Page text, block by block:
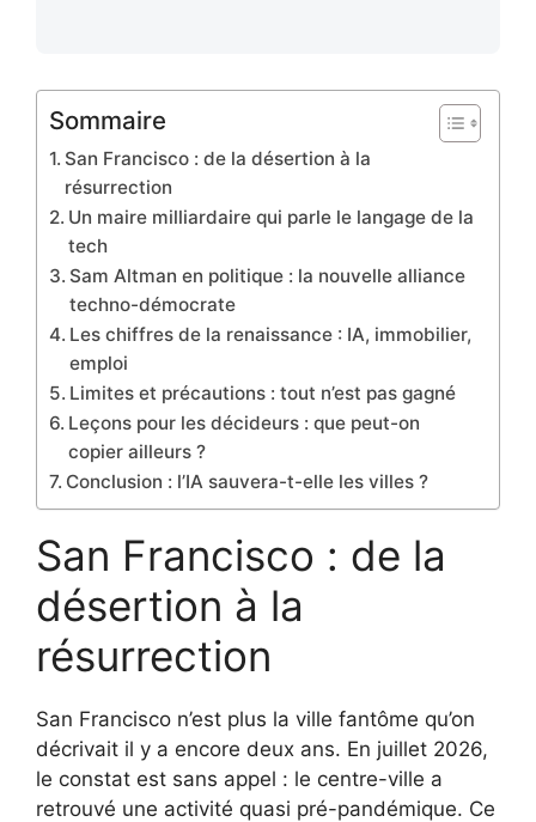
Sommaire
San Francisco : de la désertion à la
résurrection
Un maire milliardaire qui parle le langage de la
tech
Sam Altman en politique : la nouvelle alliance
techno-démocrate
Les chiffres de la renaissance : IA, immobilier,
emploi
Limites et précautions : tout n’est pas gagné
Leçons pour les décideurs : que peut-on
copier ailleurs ?
Conclusion : l’IA sauvera-t-elle les villes ?
San Francisco : de la
désertion à la
résurrection
San Francisco n’est plus la ville fantôme qu’on
décrivait il y a encore deux ans. En juillet 2026,
le constat est sans appel : le centre-ville a
retrouvé une activité quasi pré-pandémique. Ce